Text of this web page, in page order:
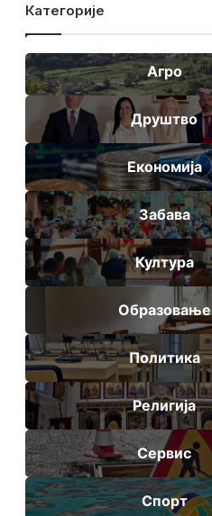
Категорије
Агро
Друштво
Економија
Забава
Култура
Образовање
Политика
Религија
Сервис
Спорт